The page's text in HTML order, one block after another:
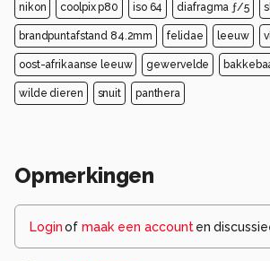
nikon coolpix p80 iso 64 diafragma ƒ/5
brandpuntafstand 84.2mm felidae leeuw
oost-afrikaanse leeuw gewervelde
wilde dieren snuit panthera
Opmerkingen
Loginof maak een account en